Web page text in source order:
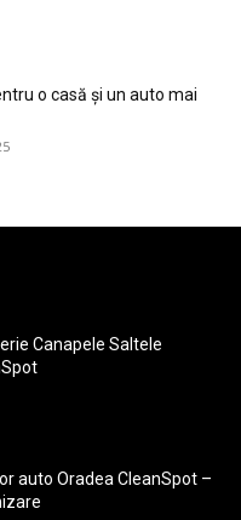
o casă și un auto mai
Canapele Saltele
auto Oradea CleanSpot –